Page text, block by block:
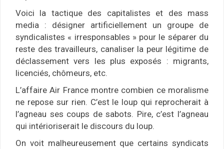
Voici la tactique des capitalistes et des mass
media : désigner artificiellement un groupe de
syndicalistes « irresponsables » pour le séparer du
reste des travailleurs, canaliser la peur légitime de
déclassement vers les plus exposés : migrants,
licenciés, chômeurs, etc.
L’affaire Air France montre combien ce moralisme
ne repose sur rien. C’est le loup qui reprocherait à
l’agneau ses coups de sabots. Pire, c’est l’agneau
qui intérioriserait le discours du loup.
On voit malheureusement que certains syndicats